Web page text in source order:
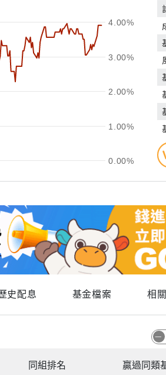
0.00%
1.00%
2.00%
3.00%
4.00%
史配息 基金檔案 相
同組排名 贏過同類